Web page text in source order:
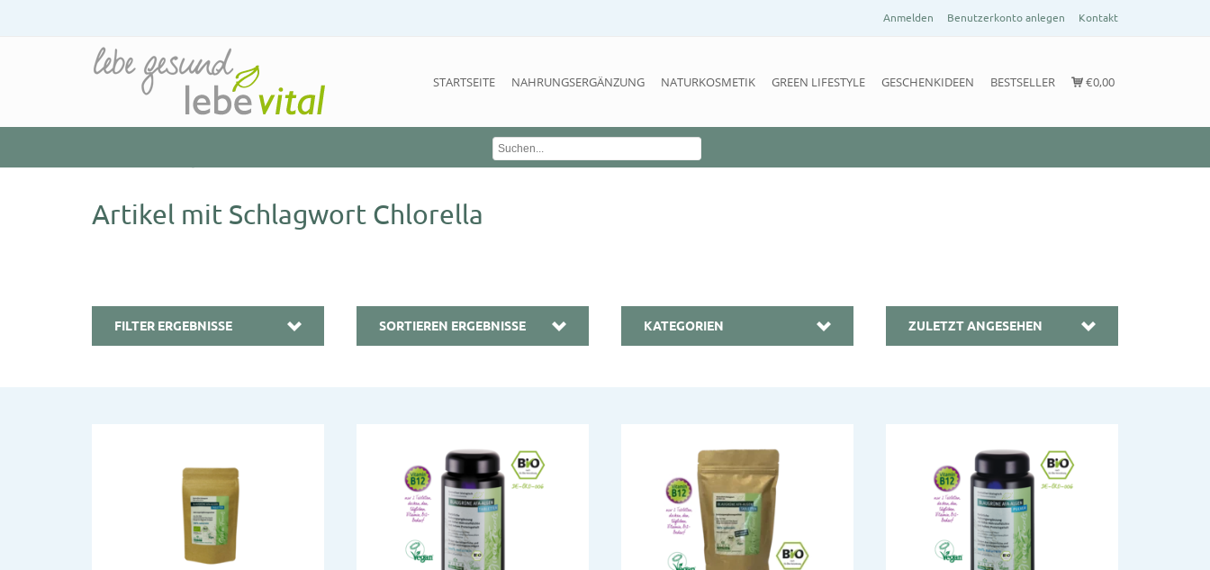
Anmelden Benutzerkonto anlegen Kontakt
STARTSEITE NAHRUNGSERGÄNZUNG NATURKOSMETIK GREEN LIFESTYLE GESCHENKIDEEN BESTSELLER €0,00
Artikel mit Schlagwort Chlorella
FILTER ERGEBNISSE SORTIEREN ERGEBNISSE KATEGORIEN ZULETZT ANGESEHEN